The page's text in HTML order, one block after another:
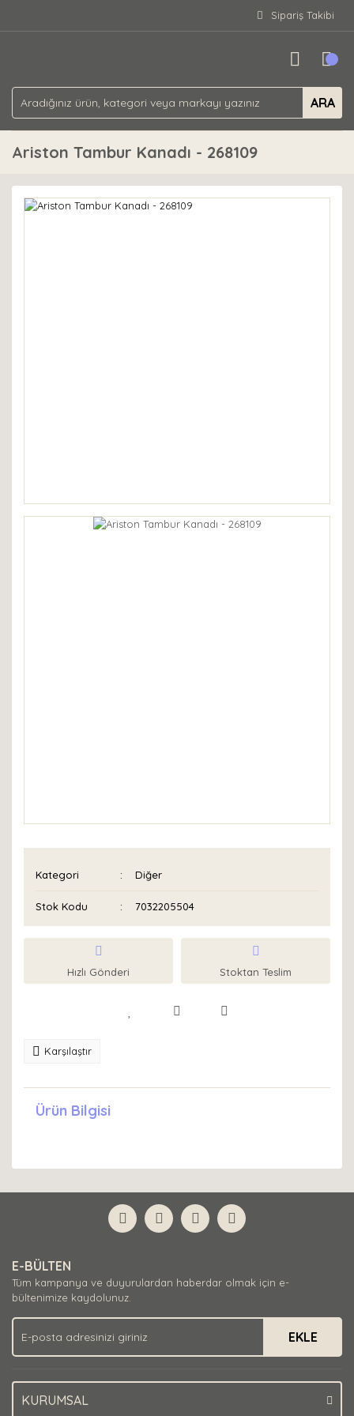
Sipariş Takibi
ARA
Ariston Tambur Kanadı - 268109
Kategori Diğer
Stok Kodu 7032205504
Hızlı Gönderi Stoktan Teslim
Karşılaştır
Ürün Bilgisi
E-BÜLTEN
Tüm kampanya ve duyurulardan haberdar olmak için e-
bültenimize kaydolunuz.
EKLE
KURUMSAL